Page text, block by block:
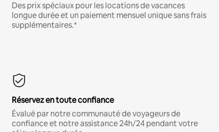
Des prix spéciaux pour les locations de vacances
longue durée et un paiement mensuel unique sans frais
supplémentaires.*
Réservez en toute confiance
Évalué par notre communauté de voyageurs de
confiance et notre assistance 24h/24 pendant votre